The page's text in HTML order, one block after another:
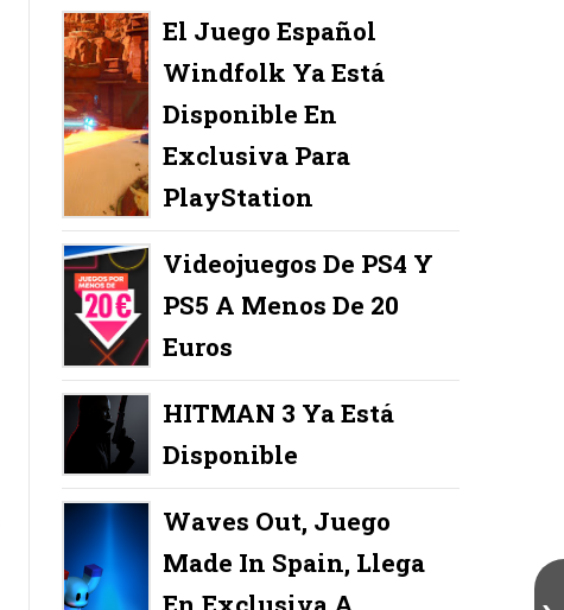
El Juego Español
Windfolk Ya Está
Disponible En
Exclusiva Para
PlayStation
Videojuegos De PS4 Y
PS5 A Menos De 20
Euros
HITMAN 3 Ya Está
Disponible
Waves Out, Juego
Made In Spain, Llega